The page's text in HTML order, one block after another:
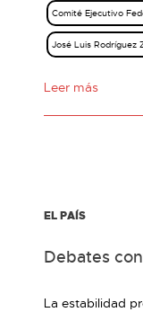
Comité Ejecutivo
José Luis Rodríguez
Leer más
EL PAÍS
Debates
La estabilidad